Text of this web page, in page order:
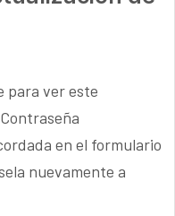
para ver este
en el formulario
nuevamente a